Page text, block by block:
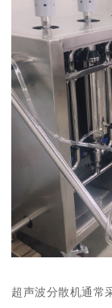
超声波分散机通常